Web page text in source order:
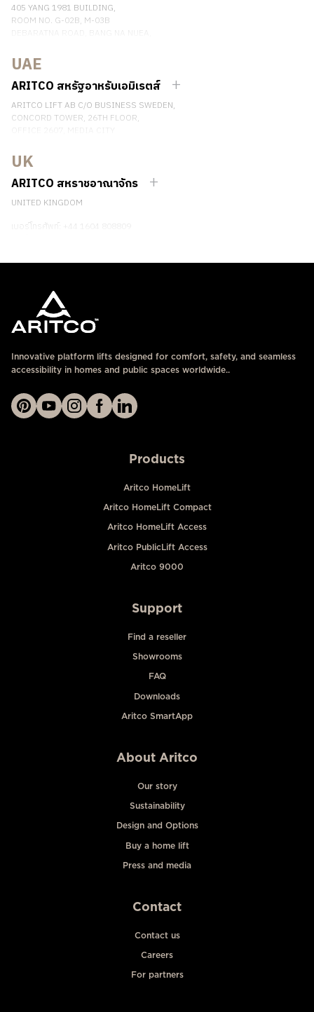
405 YANG 1981 BUILDING,
ROOM NO. G-02B, M-03B
เบอร์โทรศัพท์: +66 863174017
ติดต่อเรา
UAE
ARITCO สหรัฐอาหรับเอมิเรตส์
ARITCO LIFT AB C/O BUSINESS SWEDEN,
CONCORD TOWER, 26TH FLOOR,
ติดต่อเรา
UK
ARITCO สหราชอาณาจักร
UNITED KINGDOM
เบอร์โทรศัพท์: +44 1604 808809
Innovative platform lifts designed for comfort, safety, and seamless
accessibility in homes and public spaces worldwide..
Products
Aritco HomeLift
Aritco HomeLift Compact
Aritco HomeLift Access
Aritco PublicLift Access
Aritco 9000
Support
Find a reseller
Showrooms
FAQ
Downloads
Aritco SmartApp
About Aritco
Our story
Sustainability
Design and Options
Buy a home lift
Press and media
Contact
Contact us
Careers
For partners